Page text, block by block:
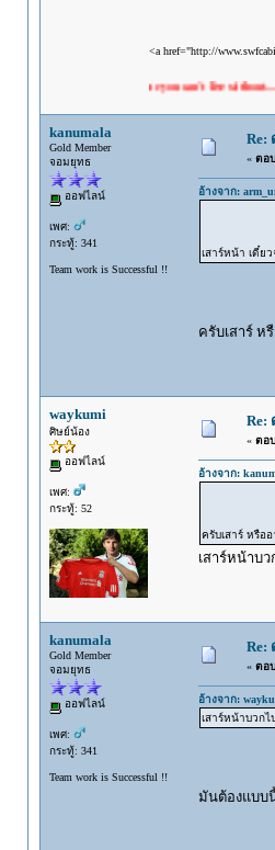
<a href="http://
live with the one you can't live without...."
kanumala
Gold Member
จอมยุทธ
ออฟไลน์
เพศ:
กระทู้: 341
Team work is Successful !!
Re:
« ตอ
อ้างจาก:
เสาร์หน้า เดี๋ย
ครับเสาร์
waykumi
ศิษย์น้อง
ออฟไลน์
เพศ:
กระทู้: 52
Re:
« ตอ
อ้างจาก:
ครับเสาร์ หรื
เสาร์หน้าบ
kanumala
Gold Member
จอมยุทธ
ออฟไลน์
เพศ:
กระทู้: 341
Team work is Successful !!
Re:
« ตอ
อ้างจาก:
เสาร์หน้าบวกไ
มันต้องแบบ